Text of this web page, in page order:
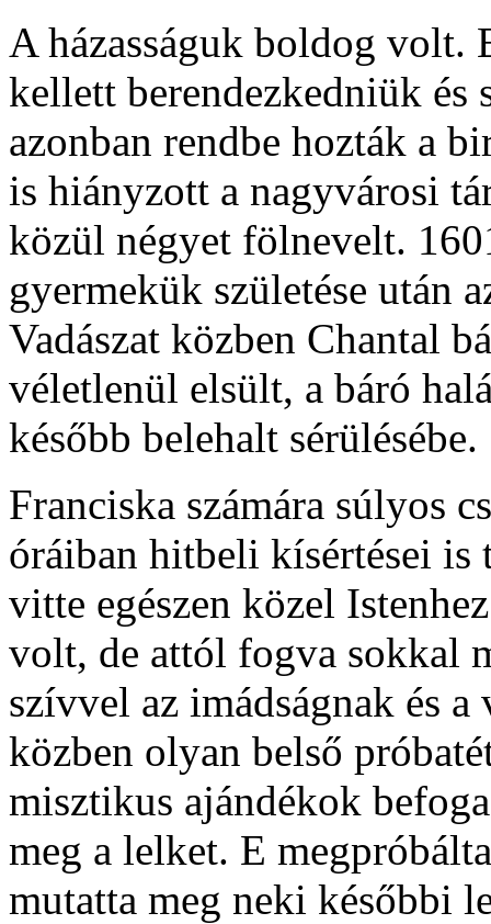
A házasságuk boldog
kellett berendezkedniük és
azonban rendbe hozták a
is hiányzott a nagyvárosi
közül négyet fölnevelt.
gyermekük születése után
Vadászat közben Chantal
véletlenül elsült, a báró
később belehalt sérülésébe.
Franciska számára súlyos
óráiban hitbeli kísértései is
vitte egészen közel
volt, de attól fogva sokkal
szívvel az imádságnak és a
közben olyan belső
misztikus ajándékok
meg a lelket. E
mutatta meg neki későbbi